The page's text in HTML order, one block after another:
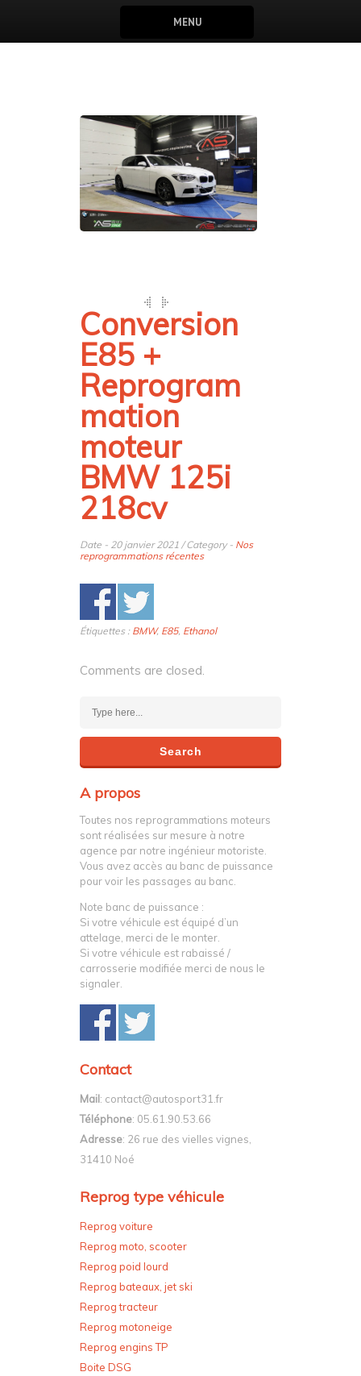
MENU
Conversion
E85 +
Reprogram
mation
moteur
BMW 125i
218cv
Date - 20 janvier 2021 / Category - Nos
reprogrammations récentes
Étiquettes : BMW, E85, Ethanol
Comments are closed.
A propos
Toutes nos reprogrammations moteurs
sont réalisées sur mesure à notre
agence par notre ingénieur motoriste.
Vous avez accès au banc de puissance
pour voir les passages au banc.
Note banc de puissance :
Si votre véhicule est équipé d’un
attelage, merci de le monter.
Si votre véhicule est rabaissé /
carrosserie modifiée merci de nous le
signaler.
Contact
Mail: contact@autosport31.fr
Téléphone: 05.61.90.53.66
Adresse: 26 rue des vielles vignes,
31410 Noé
Reprog type véhicule
Reprog voiture
Reprog moto, scooter
Reprog poid lourd
Reprog bateaux, jet ski
Reprog tracteur
Reprog motoneige
Reprog engins TP
Boite DSG